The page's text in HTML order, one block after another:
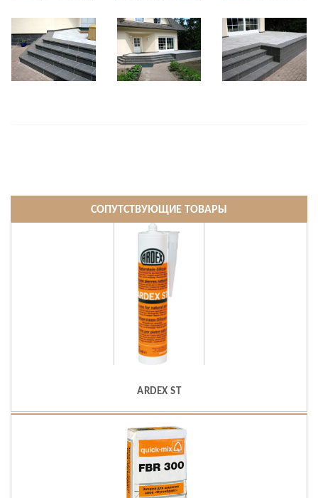
СОПУТСТВУЮЩИЕ ТОВАРЫ
ARDEX ST